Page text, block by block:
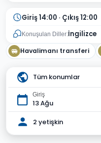
Giriş 14:00 · Çıkış 12:00
Konuşulan Diller:İngilizce
Havalimanı transferi
Tüm konumlar
Giriş
13 Ağu
2 yetişkin